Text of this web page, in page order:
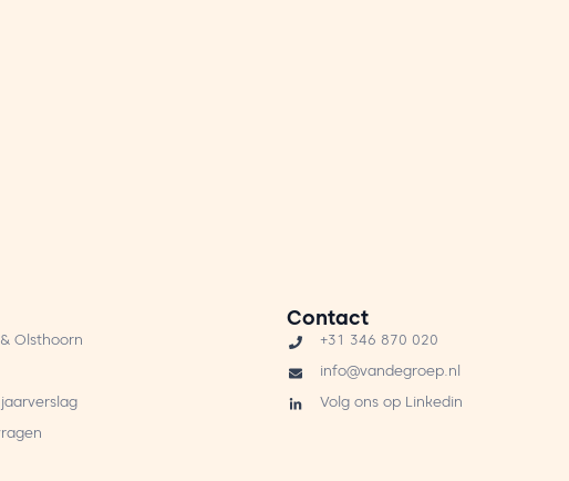
Olsthoorn
Contact
+31 346 870 020
info@vandegroep.nl
Volg ons op Linkedin